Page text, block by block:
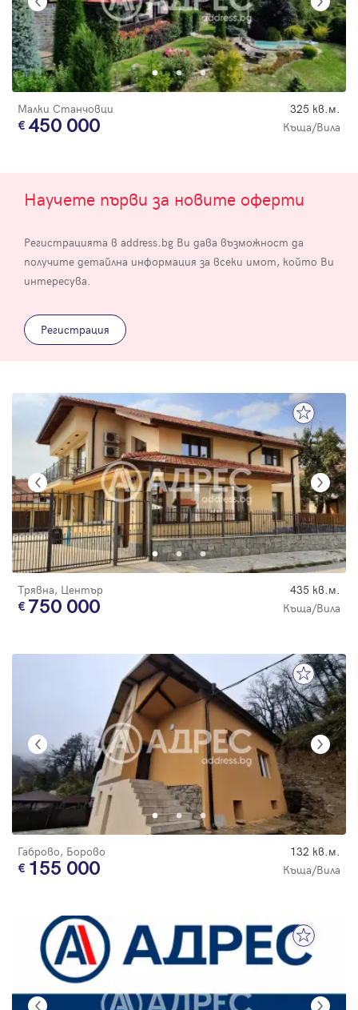
Малки Станчовци 325 кв.м.
450 000 Къща/Вила
Научете първи за новите оферти
Регистрацията в address.bg Ви дава възможност да
получите детайлна информация за всеки имот, който Ви
интересува.
Регистрация
Трявна, Център 435 кв.м.
750 000 Къща/Вила
Габрово, Борово 132 кв.м.
155 000 Къща/Вила